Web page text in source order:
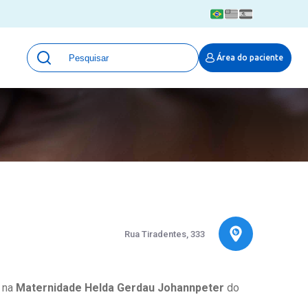
Área do paciente
Unidades
Qualidade e Segurança em saúde
Pesquisa Hospital Moinhos de Vento
Pronto Atendimento Digital
Rua Tiradentes, 333
Maternidade Helda Gerdau Johannpeter do